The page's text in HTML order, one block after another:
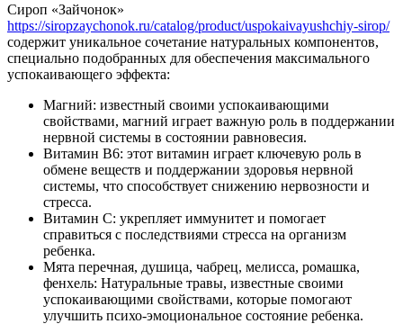
Сироп «Зайчонок»
https://siropzaychonok.ru/catalog/product/uspokaivayushchiy-sirop/
содержит уникальное сочетание натуральных компонентов,
специально подобранных для обеспечения максимального
успокаивающего эффекта:
Магний: известный своими успокаивающими
свойствами, магний играет важную роль в поддержании
нервной системы в состоянии равновесия.
Витамин B6: этот витамин играет ключевую роль в
обмене веществ и поддержании здоровья нервной
системы, что способствует снижению нервозности и
стресса.
Витамин C: укрепляет иммунитет и помогает
справиться с последствиями стресса на организм
ребенка.
Мята перечная, душица, чабрец, мелисса, ромашка,
фенхель: Натуральные травы, известные своими
успокаивающими свойствами, которые помогают
улучшить психо-эмоциональное состояние ребенка.